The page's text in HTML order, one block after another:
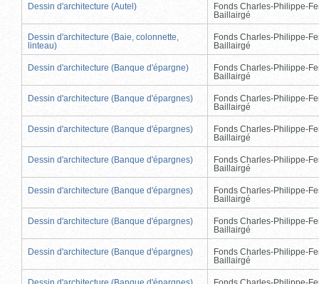
Dessin d'architecture (Autel)
Fonds Charles-Philippe-
Baillairgé
Dessin d'architecture (Baie, colonnette,
linteau)
Fonds Charles-Philippe-
Baillairgé
Dessin d'architecture (Banque d'épargne)
Fonds Charles-Philippe-
Baillairgé
Dessin d'architecture (Banque d'épargnes)
Fonds Charles-Philippe-
Baillairgé
Dessin d'architecture (Banque d'épargnes)
Fonds Charles-Philippe-
Baillairgé
Dessin d'architecture (Banque d'épargnes)
Fonds Charles-Philippe-
Baillairgé
Dessin d'architecture (Banque d'épargnes)
Fonds Charles-Philippe-
Baillairgé
Dessin d'architecture (Banque d'épargnes)
Fonds Charles-Philippe-
Baillairgé
Dessin d'architecture (Banque d'épargnes)
Fonds Charles-Philippe-
Baillairgé